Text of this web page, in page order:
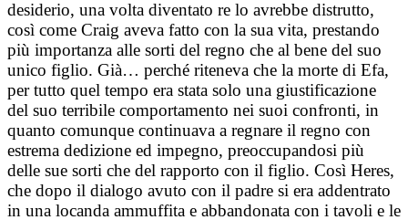
desiderio, una volta diventato re lo avrebbe distrutto,
così come Craig aveva fatto con la sua vita, prestando
più importanza alle sorti del regno che al bene del suo
unico figlio. Già… perché riteneva che la morte di Efa,
per tutto quel tempo era stata solo una giustificazione
del suo terribile comportamento nei suoi confronti, in
quanto comunque continuava a regnare il regno con
estrema dedizione ed impegno, preoccupandosi più
delle sue sorti che del rapporto con il figlio. Così Heres,
che dopo il dialogo avuto con il padre si era addentrato
in una locanda ammuffita e abbandonata con i tavoli e le